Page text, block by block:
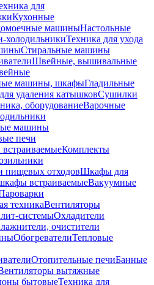
для
Кухонные
машиныНастольные
холодильникиТехника для ухода
Стиральные машины
Швейные, вышивальные
машины, шкафыГладильные
удаления катышковСушилки
оборудованиеВарочные
машины
печи
Комплекты
пищевых отходовШкафы для
встраиваемыеВакуумные
техникаВентиляторы
системыОхладители
очистители
ОбогревателиТепловые
Отопительные печиБанные
вытяжные
бытовыеТехника для